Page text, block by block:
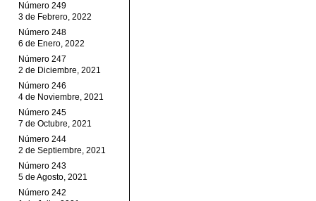
Número 249
3 de Febrero, 2022
Número 248
6 de Enero, 2022
Número 247
2 de Diciembre, 2021
Número 246
4 de Noviembre, 2021
Número 245
7 de Octubre, 2021
Número 244
2 de Septiembre, 2021
Número 243
5 de Agosto, 2021
Número 242